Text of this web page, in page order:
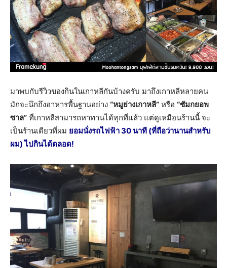
มาพบกับรีวิวของกินในเกาหลีกันบ้างครับ มาถึงเกาหลีหลายคน
มักจะนึกถึงอาหารพื้นฐานอย่าง “หมูย่างเกาหลี” หรือ “ซัมกยอพ
ซาล” ที่เกาหลีสามารถหาทานได้ทุกที่แล้ว แต่ดูเหมือนร้านนี้ จะ
เป็นร้านเดียวที่ผม ยอมนั่งรถไฟฟ้า 30 นาที (ที่ถือว่านานสำหรับ
ผม) ไปกินได้ตลอด!